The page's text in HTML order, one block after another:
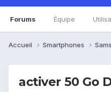
Forums Équipe
Accueil Smartphones
activer 50 Go